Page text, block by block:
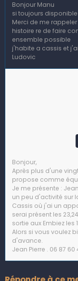
Bonjour Manu
si toujours
Merci de me
histoire re de faire
ensemble possible
j'habite a cassis et
Ludovic
Bonjour,
Après plus d'une
propose comme
Je me présente :
un peu d'activité sur
Cassis où j'ai un
serai présent les
sortie aux Embiez les
Alors si vous voulez
d'avance.
Jean Pierre . 06 87 60